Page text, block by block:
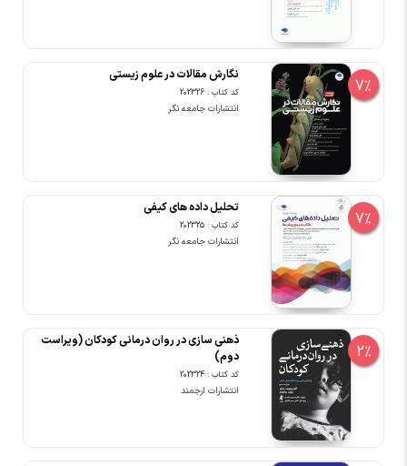
7%
نگارش مقالات در علوم زیستی
کد کتاب : 202326
انتشارات جامعه نگر
7%
تحلیل داده های کیفی
کد کتاب : 202325
انتشارات جامعه نگر
2%
ذهنی سازی در روان درمانی کودکان (ویراست
دوم)
کد کتاب : 202324
انتشارات ارجمند